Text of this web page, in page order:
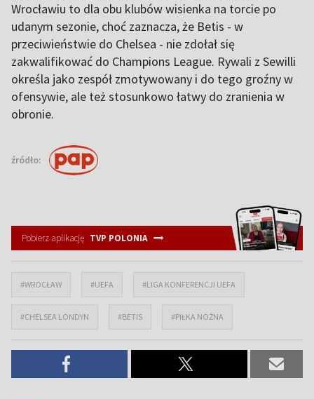
Wrocławiu to dla obu klubów wisienka na torcie po
udanym sezonie, choć zaznacza, że Betis - w
przeciwieństwie do Chelsea - nie zdołał się
zakwalifikować do Champions League. Rywali z Sewilli
określa jako zespół zmotywowany i do tego groźny w
ofensywie, ale też stosunkowo łatwy do zranienia w
obronie.
źródło:
Pobierz aplikację TVP POLONIA
#WROCŁAW #UEFA #LIGA KONFERENCJI UEFA
#CHELSEA LONDYN #BETIS #PIŁKA NOŻNA